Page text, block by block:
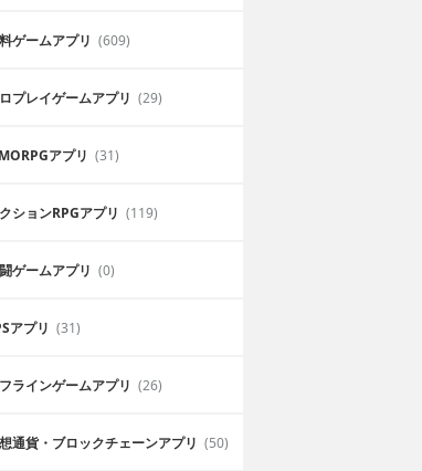
上がっ
年7月10日
写真上で自分の髪の毛を好きに変えら
まあ
ゲームアプリ (609)
プレイゲームアプリ (29)
アプリ (31)
ションRPGアプリ (119)
ゲームアプリ (0)
アプリ (31)
ラインゲームアプリ (26)
通貨・ブロックチェーンアプリ (50)